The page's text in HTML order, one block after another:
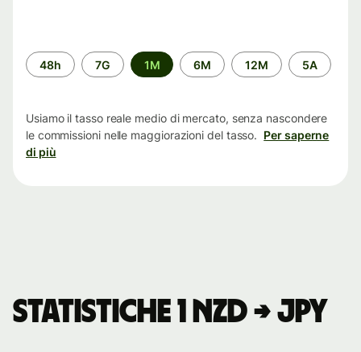
Periodo
di
48h 7G 1M 6M 12M 5A
Usiamo il tasso reale medio di mercato, senza nascondere
le commissioni nelle maggiorazioni del tasso. Per saperne
di più
Statistiche 1 NZD → JPY